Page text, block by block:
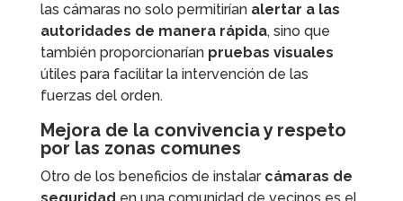
las cámaras no solo permitirían alertar a las
autoridades de manera rápida, sino que
también proporcionarían pruebas visuales
útiles para facilitar la intervención de las
fuerzas del orden.
Mejora de la convivencia y respeto
por las zonas comunes
Otro de los beneficios de instalar cámaras de